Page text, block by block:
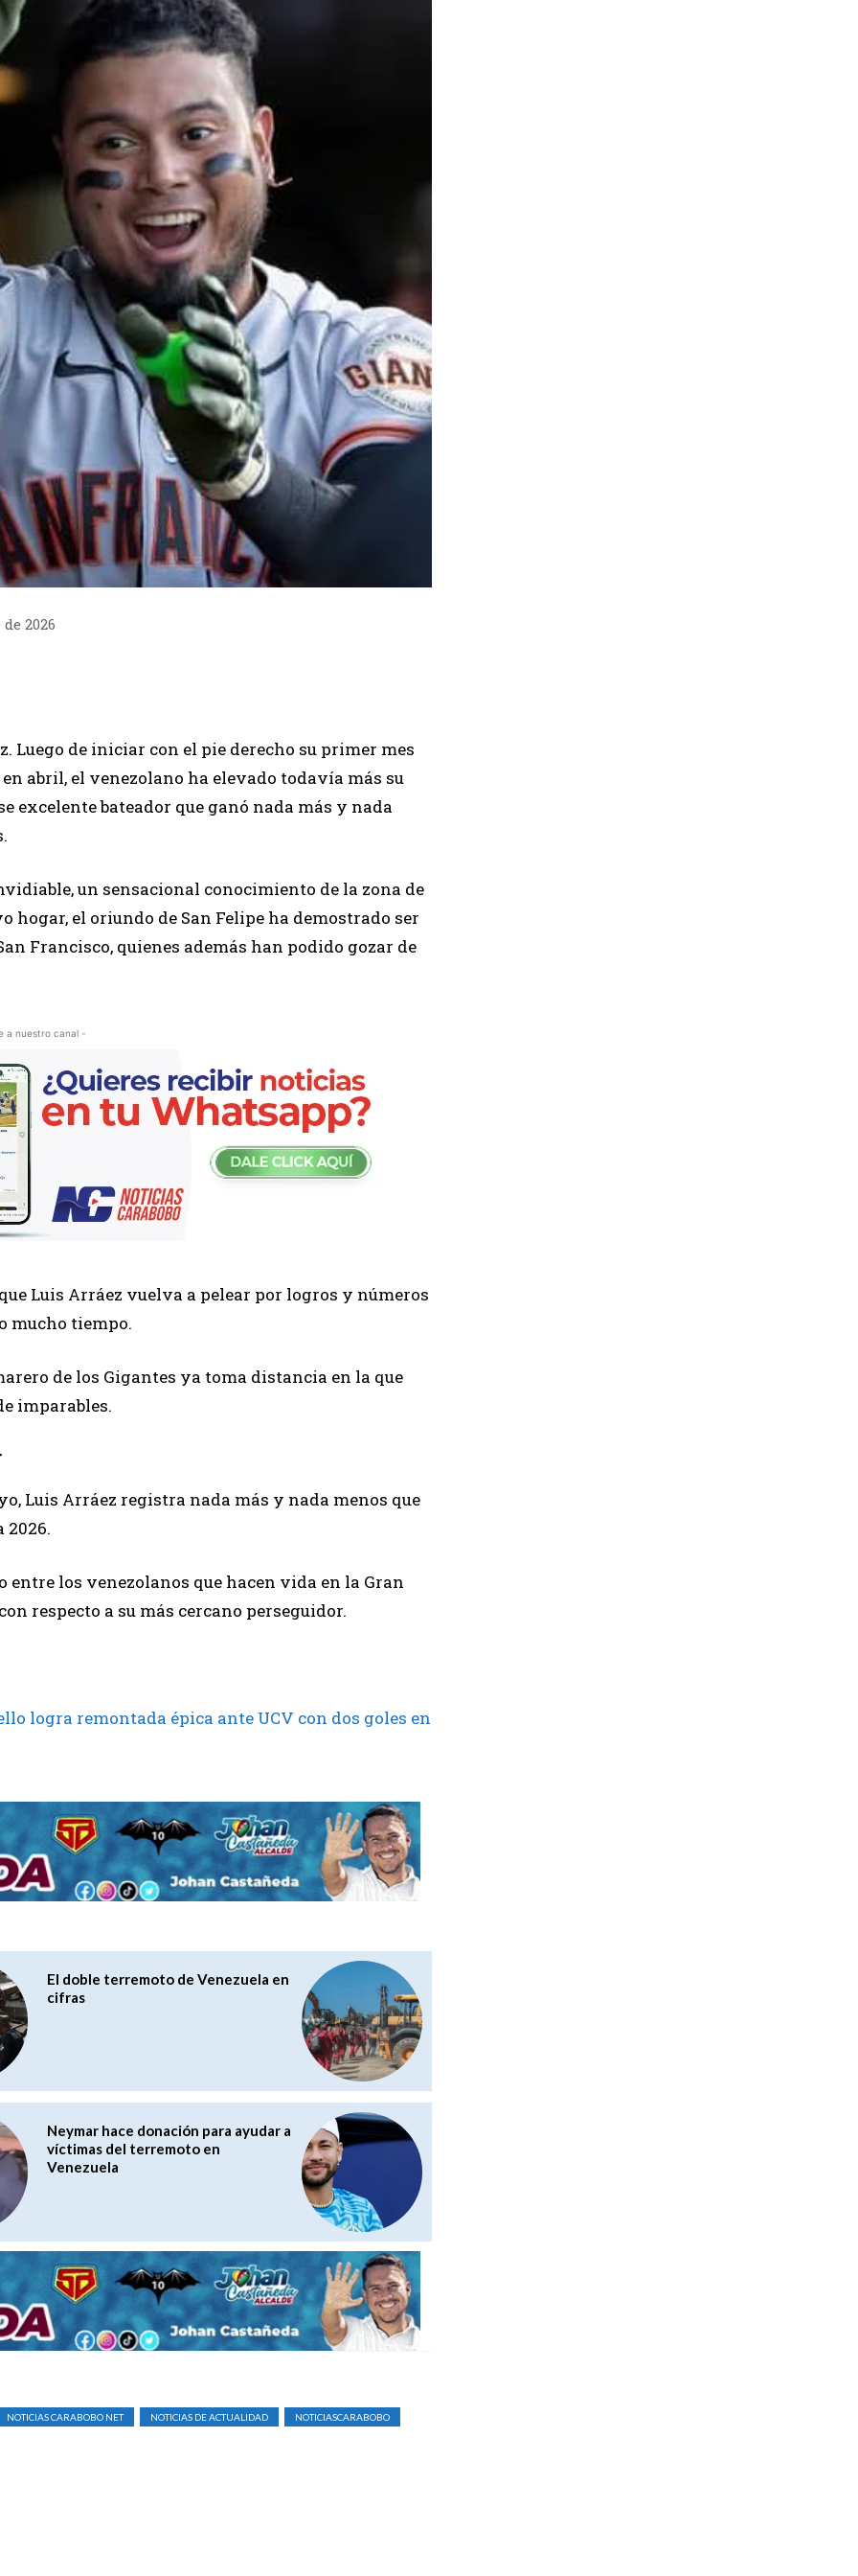
2026
Luego de iniciar con el pie derecho su primer mes
abril, el venezolano ha elevado todavía más su
excelente bateador que ganó nada más y nada
un sensacional conocimiento de la zona de
hogar, el oriundo de San Felipe ha demostrado ser
Francisco, quienes además han podido gozar de
a nuestro canal -
Luis Arráez vuelva a pelear por logros y números
mucho tiempo.
de los Gigantes ya toma distancia en la que
imparables.
Luis Arráez registra nada más y nada menos que
2026.
entre los venezolanos que hacen vida en la Gran
respecto a su más cercano perseguidor.
logra remontada épica ante UCV con dos goles en
El doble terremoto de Venezuela en
cifras
Neymar hace donación para ayudar a
víctimas del terremoto en
Venezuela
NOTICIAS CARABOBO NET NOTICIAS DE ACTUALIDAD NOTICIASCARABOBO